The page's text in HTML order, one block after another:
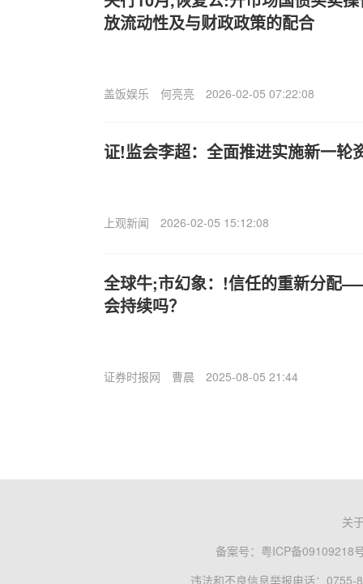
放流动性及与财政政策的配合
盖饭娱乐 何亮亮 2026-02-05 07:22:08
证!监会李超：全面推进实施新一轮
上观新闻 2026-02-05 15:12:08
全球牛;市幻象：!信任的重新分配
会持续吗？
证券时报网 曹晨 2025-08-05 21:44
关
备案号： 粤ICP备09109218
违法和不良信息举报电话：0755-